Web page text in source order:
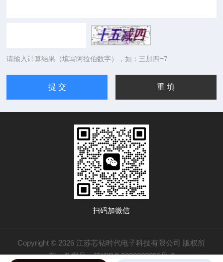
请输入计算结果（填写阿拉伯数字），如：三加四=7
扫码加微信
Copyright © 2026 江苏芯钻时代电子科技有限公司 版权所
有备案号：苏ICP备2022028353号-2